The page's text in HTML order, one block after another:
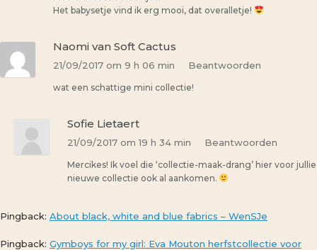
Het babysetje vind ik erg mooi, dat overalletje!
Naomi van Soft Cactus
21/09/2017 om 9 h 06 min Beantwoorden
wat een schattige mini collectie!
Sofie Lietaert
21/09/2017 om 19 h 34 min Beantwoorden
Mercikes! Ik voel die ‘collectie-maak-drang’ hier voor jullie
nieuwe collectie ook al aankomen.
Pingback: About black, white and blue fabrics – WenSJe
Pingback: Gymboys for my girl: Eva Mouton herfstcollectie voor